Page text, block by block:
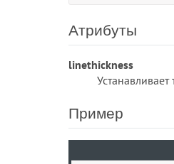
Атрибуты
linethickness
Пример